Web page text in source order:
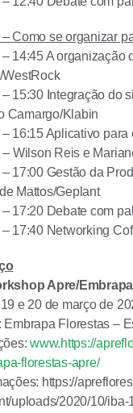
Como se organizar
– 14:45 A organização
WestRock
– 15:30 Integração do
Camargo/Klabin
– 16:15 Aplicativo
– Wilson Reis e
– 17:00 Gestão da
Mattos/Geplant
– 17:20 Debate com
– 17:40 Networking
Apre/Embrapa
e 20 de março de
Embrapa Florestas –
www.https://
florestas-apre/
https://
uploads/2020/10/